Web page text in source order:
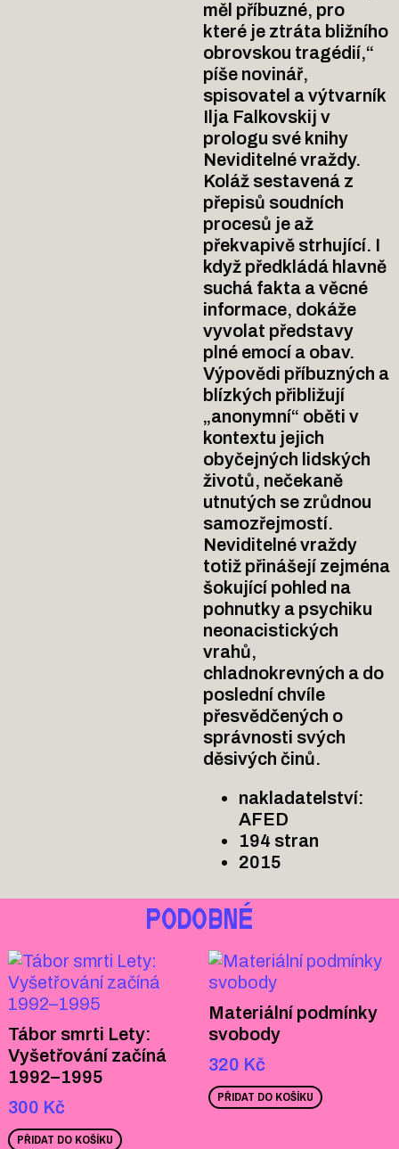
měl příbuzné, pro
které je ztráta bližního
obrovskou tragédií,“
píše novinář,
spisovatel a výtvarník
Ilja Falkovskij v
prologu své knihy
Neviditelné vraždy.
Koláž sestavená z
přepisů soudních
procesů je až
překvapivě strhující. I
když předkládá hlavně
suchá fakta a věcné
informace, dokáže
vyvolat představy
plné emocí a obav.
Výpovědi příbuzných a
blízkých přibližují
„anonymní“ oběti v
kontextu jejich
obyčejných lidských
životů, nečekaně
utnutých se zrůdnou
samozřejmostí.
Neviditelné vraždy
totiž přinášejí zejména
šokující pohled na
pohnutky a psychiku
neonacistických
vrahů,
chladnokrevných a do
poslední chvíle
přesvědčených o
správnosti svých
děsivých činů.
nakladatelství:
AFED
194 stran
2015
PODOBNÉ
Tábor smrti Lety:
Vyšetřování začíná
1992–1995
300 Kč
PŘIDAT DO KOŠÍKU
Materiální podmínky
svobody
320 Kč
PŘIDAT DO KOŠÍKU